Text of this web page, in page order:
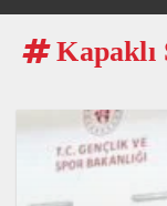
Kapaklı